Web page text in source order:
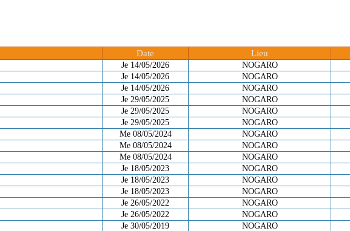
Date Lieu
Je 14/05/2026 NOGARO
Je 14/05/2026 NOGARO
Je 14/05/2026 NOGARO
Je 29/05/2025 NOGARO
Je 29/05/2025 NOGARO
Je 29/05/2025 NOGARO
Me 08/05/2024 NOGARO
Me 08/05/2024 NOGARO
Me 08/05/2024 NOGARO
Je 18/05/2023 NOGARO
Je 18/05/2023 NOGARO
Je 18/05/2023 NOGARO
Je 26/05/2022 NOGARO
Je 26/05/2022 NOGARO
Je 30/05/2019 NOGARO